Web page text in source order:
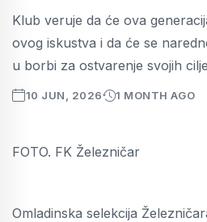
Klub veruje da će ova
ovog iskustva i da će se
u borbi za ostvarenje svojih
10 JUN, 2026 1 MONTH AGO
FOTO. FK Železničar
Omladinska selekcija